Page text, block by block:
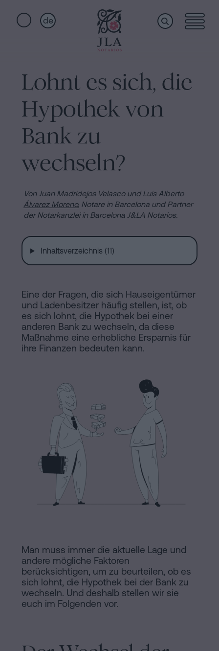
de
Dienstleistungen
Wer
wir
sind
Installationen
Online-
Notariat
Blog
Kontaktieren
Rechtlicher
Cookie-
und
notarielle
Links
von
Redaktioneller
Staatsbürgerschaftseid
für
Erbschaften
in
Kaufvertrag
Barcelona
Hypotheken
Barcelona
Online-
Notariat
Handels-
Erbschaft
Schritten
abwickeln
Kann
unterschreiben?
Kontaktieren
Lohnt es sich, die
Hypothek von
Bank zu
wechseln?
Von Juan Madridejos Velascound Luis Alberto
Álvarez Moreno, Notare in Barcelona und Partner
der Notarkanzlei in Barcelona J&LA Notarios.
Inhaltsverzeichnis (11)
Eine der Fragen, die sich Hauseigentümer
und Ladenbesitzer häufig stellen, ist, ob
es sich lohnt, die Hypothek bei einer
anderen Bank zu wechseln, da diese
Maßnahme eine erhebliche Ersparnis für
ihre Finanzen bedeuten kann.
Man muss immer die aktuelle Lage und
andere mögliche Faktoren
berücksichtigen, um zu beurteilen, ob es
sich lohnt, die Hypothek bei der Bank zu
wechseln. Und deshalb stellen wir sie
euch im Folgenden vor.